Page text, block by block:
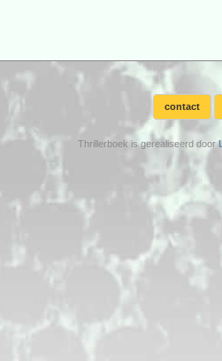
contact
Thrillerboek is gerealiseerd door